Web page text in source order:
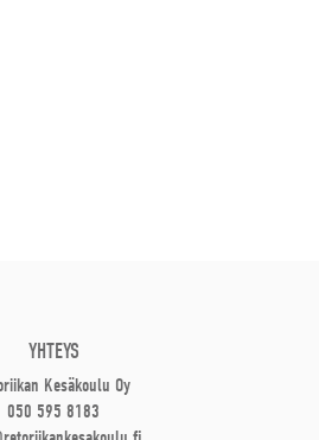
YHTEYS
Kesäkoulu Oy
050 595 8183